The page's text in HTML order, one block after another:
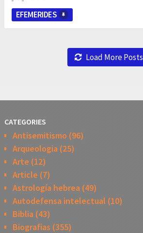
EFEMERIDES
Load More Posts
CATEGORIES
Antisemitismo (96)
Arqueologia(25)
Arte (12)
Article (7)
Astrología hebrea(49)
Autodefensa intelectual (10)
Biblia(43)
Biografias (355)